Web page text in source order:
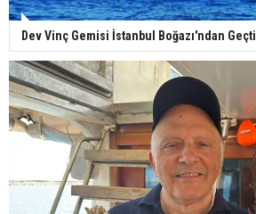
Dev Vinç Gemisi İstanbul Boğazı'ndan Geçti